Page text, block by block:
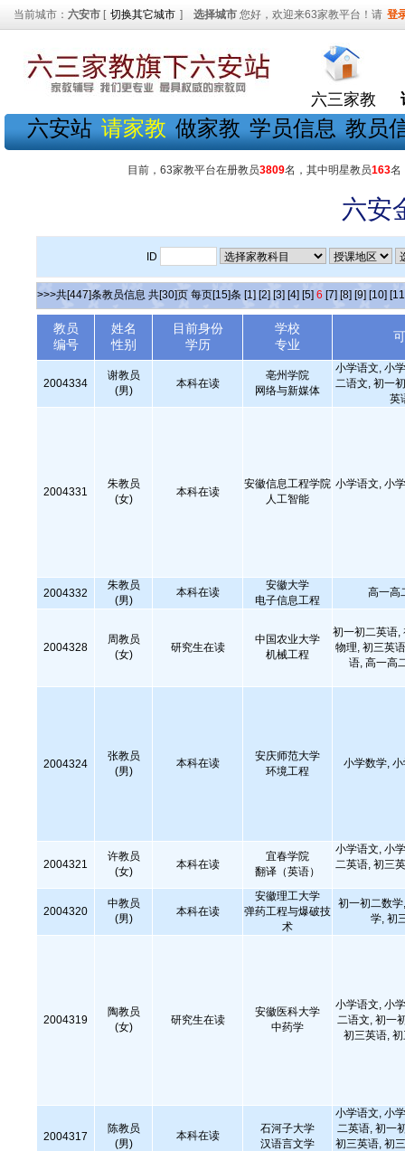
当前城市： 六安市 [ 切换其它城市 ] 选择城市 您好，欢迎来63家教平台！请 登
六三家教
六安站 请家教 做家教 学员信息 教员
目前，63家教平台在册教员3809名，其中明星教员163名
六安
ID
>>>共[447]条教员信息 共[30]页 每页[15]条 [1] [2] [3] [4] [5] 6 [7] [8] [9] [10]
教员
编号
姓名
性别
目前身份
学历
学校
专业
2004334
谢教员
(男)
本科在读
亳州学院
网络与新媒体
小学语文, 小
二语文, 初一
英
2004331
朱教员
(女)
本科在读
安徽信息工程学院
人工智能
小学语文, 小
2004332
朱教员
(男)
本科在读
安徽大学
电子信息工程
高一高
2004328
周教员
(女)
研究生在读
中国农业大学
机械工程
初一初二英语,
物理, 初三英
语, 高一高
2004324
张教员
(男)
本科在读
安庆师范大学
环境工程
小学数学,
2004321
许教员
(女)
本科在读
宜春学院
翻译（英语）
小学语文, 小
二英语, 初三
2004320
中教员
(男)
本科在读
安徽理工大学
弹药工程与爆破技
术
初一初二数
学, 初
2004319
陶教员
(女)
研究生在读
安徽医科大学
中药学
小学语文, 小
二语文, 初一
初三英语,
2004317
陈教员
(男)
本科在读
石河子大学
汉语言文学
小学语文, 小
二英语, 初一
初三英语, 初